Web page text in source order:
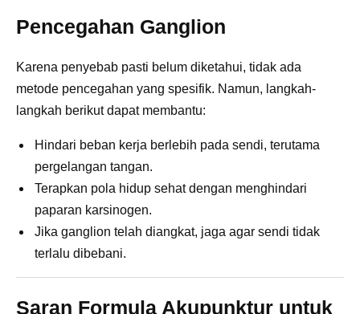
Pencegahan Ganglion
Karena penyebab pasti belum diketahui, tidak ada
metode pencegahan yang spesifik. Namun, langkah-
langkah berikut dapat membantu:
Hindari beban kerja berlebih pada sendi, terutama
pergelangan tangan.
Terapkan pola hidup sehat dengan menghindari
paparan karsinogen.
Jika ganglion telah diangkat, jaga agar sendi tidak
terlalu dibebani.
Saran Formula Akupunktur untuk